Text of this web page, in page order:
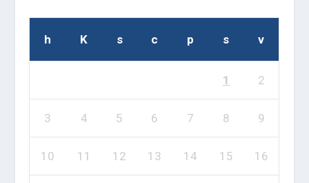
h K s c p s v
1 2
3 4 5 6 7 8 9
10 11 12 13 14 15 16